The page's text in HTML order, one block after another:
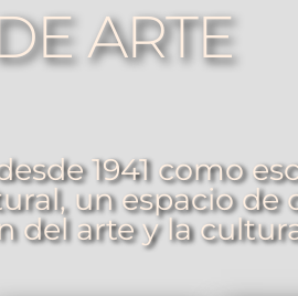
ARTE
1941 como
un espacio de
del arte y la